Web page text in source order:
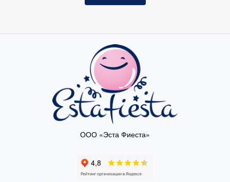
ООО «Эста Фиеста»